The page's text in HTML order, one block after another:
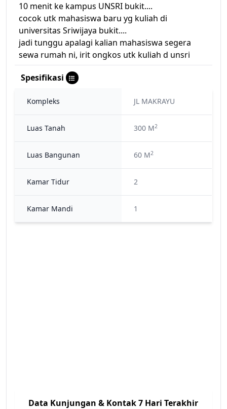
10 menit ke kampus UNSRI bukit....
cocok utk mahasiswa baru yg kuliah di
universitas Sriwijaya bukit....
jadi tunggu apalagi kalian mahasiswa segera
sewa rumah ni, irit ongkos utk kuliah d unsri
Spesifikasi
Kompleks JL MAKRAYU
Luas Tanah 300 M2
Luas Bangunan 60 M2
Kamar Tidur 2
Kamar Mandi 1
Data Kunjungan & Kontak 7 Hari Terakhir